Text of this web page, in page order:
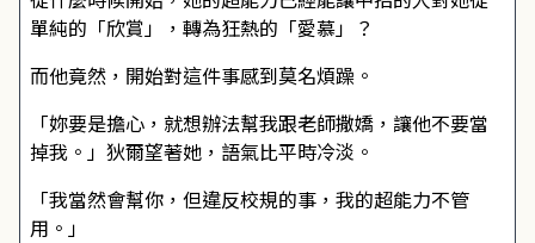
單純的「欣賞」，轉為狂熱的「愛慕」？
而他竟然，開始對這件事感到莫名煩躁。
「妳要是擔心，就想辦法幫我跟老師撒嬌，讓他不要當
掉我。」狄爾望著她，語氣比平時冷淡。
「我當然會幫你，但違反校規的事，我的超能力不管
用。」